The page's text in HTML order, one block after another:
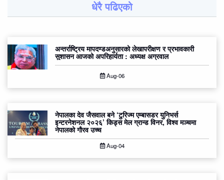
धेरै पढिएको
अन्तर्राष्ट्रिय मापदण्डअनुसारको लेखापरीक्षण र प्रभावकारी
सुशासन आजको अपरिहार्यता : अध्यक्ष अग्रवाल
Aug-06
नेपालका देव जैसवाल बने ‘टुरिज्म एम्बासडर युनिभर्स
इन्टरनेशनल २०२६’ किड्स मेल ग्रान्ड विनर, विश्व मञ्चमा
नेपालको गौरव उच्च
Aug-04